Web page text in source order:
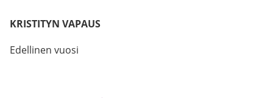
KRISTITYN VAPAUS
Edellinen vuosi